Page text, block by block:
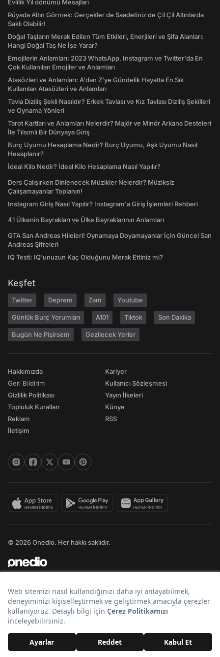
Evlilik Yıl dönümü Mesajları
Rüyada Altın Görmek: Gerçekler de Saadetiniz de Çil Çil Altınlarda
Saklı Olabilir!
Doğal Taşların Merak Edilen Tüm Etkileri, Enerjileri ve Şifa Alanları:
Hangi Doğal Taş Ne İşe Yarar?
Emojilerin Anlamları: 2023 WhatsApp, Instagram ve Twitter'da En
Çok Kullanılan Emojiler ve Anlamları
Atasözleri ve Anlamları: A'dan Z'ye Gündelik Hayatta En Sık
Kullanılan Atasözleri ve Anlamları
Tavla Diziliş Şekli Nasıldır? Erkek Tavlası ve Kız Tavlası Diziliş Şekilleri
ve Oynama Yönleri
Tarot Kartları ve Anlamları Nelerdir? Majör ve Minör Arkana Desteleri
İle Tılsımlı Bir Dünyaya Giriş
Burç Uyumu Hesaplama Nedir? Burç Uyumu, Aşk Uyumu Nasıl
Hesaplanır?
İdeal Kilo Nedir? İdeal Kilo Hesaplama Nasıl Yapılır?
Ders Çalışırken Dinlenecek Müzikler Nelerdir? Müziksiz
Çalışamayanlar Toplanın!
Instagram Giriş Nasıl Yapılır? Instagram'a Giriş İşlemleri Rehberi
41 Ülkenin Bayrakları ve Ülke Bayraklarının Anlamları
GTA San Andreas Hileleri! Oynamaya Doyamayanlar İçin Güncel San
Andreas Şifreleri
IQ Testi: IQ'unuzun Kaç Olduğunu Merak Ettiniz mi?
Keşfet
Twitter Deprem Zam Youtube
Günlük Burç Yorumları A101 Tiktok Son Dakika
Bugün Ne Pişirsem Gezilecek Yerler
Hakkımızda
Geri Bildirim
Gizlilik Politikası
Topluluk Kuralları
Reklam
İletişim
Kariyer
Kullanıcı Sözleşmesi
Yayın İlkeleri
Künye
RSS
© 2026 Onedio. Her hakkı saklıdır.
Bir markasıdır.